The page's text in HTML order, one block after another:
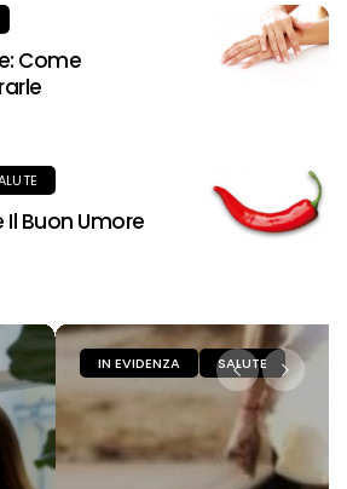
Come
Buon Umore